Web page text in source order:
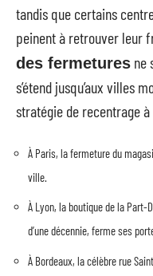
tandis que certains
peinent à retrouver leur
des fermetures ne
s’étend jusqu’aux villes
stratégie de recentrage à
À Paris, la fermeture du
ville.
À Lyon, la boutique de la
d’une décennie, ferme ses
À Bordeaux, la célèbre rue